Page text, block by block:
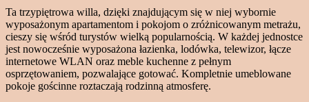
Ta trzypiętrowa willa, dzięki znajdującym się w niej wybornie
wyposażonym apartamentom i pokojom o zróżnicowanym metrażu,
cieszy się wśród turystów wielką popularnością. W każdej jednostce
jest nowocześnie wyposażona łazienka, lodówka, telewizor, łącze
internetowe WLAN oraz meble kuchenne z pełnym
osprzętowaniem, pozwalające gotować. Kompletnie umeblowane
pokoje gościnne roztaczają rodzinną atmosferę.